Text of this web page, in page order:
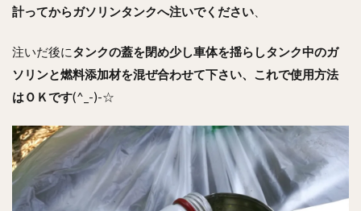
計ってからガソリンタンクへ注いでください
注いだ後にタンクの蓋を閉め少し車体を揺らしタンク中のガ
ソリンと燃料添加材を混ぜ合わせて下さい 、これで使用方法
はＯＫです(^_-)-☆